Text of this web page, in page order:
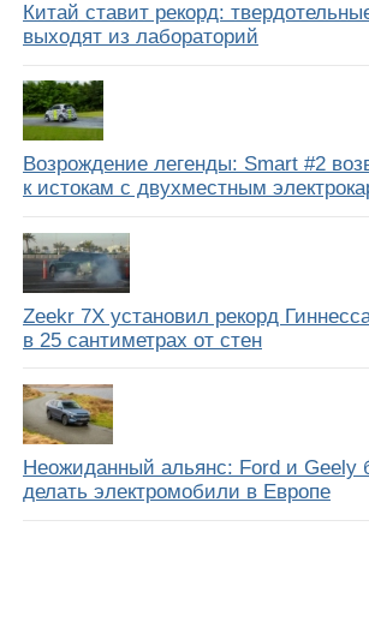
Китай ставит рекорд:
выходят из лабораторий
Возрождение легенды: Smart #2
к истокам с двухместным
Zeekr 7X установил рекорд
в 25 сантиметрах от стен
Неожиданный альянс: Ford и Geely
делать электромобили в Европе